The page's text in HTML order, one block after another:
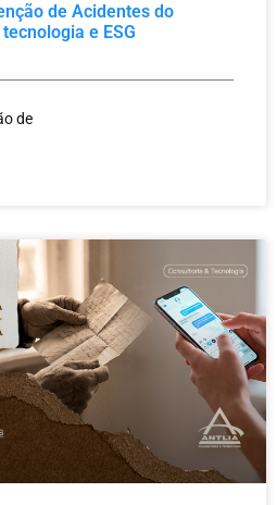
de Acidentes do
e ESG
de